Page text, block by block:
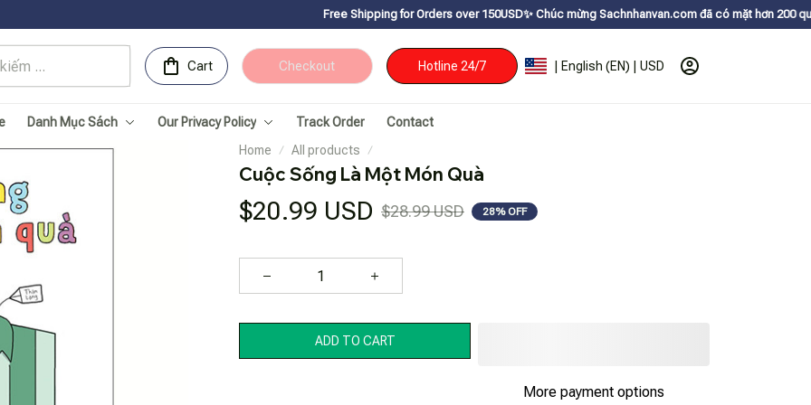
Free Shipping for Orders over 150USDㅤ✨ Chúc mừng Sachnhanvan.com đã có mặt hơn 200 quốc gia như Mỹ,
Cart Checkout Hotline 24/7 | English (EN) | USD
Danh Mục Sách Our Privacy Policy Track Order
Contact
Home
All products
Cuộc Sống Là Một Món Quà
$20.99 USD $28.99 USD 28% OFF
ADD TO CART
More payment options